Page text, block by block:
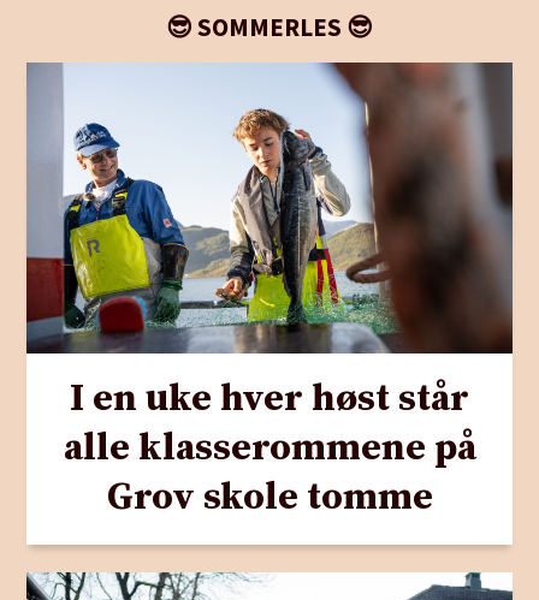
😎 SOMMERLES 😎
I en uke hver høst står
alle klasserommene på
Grov skole tomme